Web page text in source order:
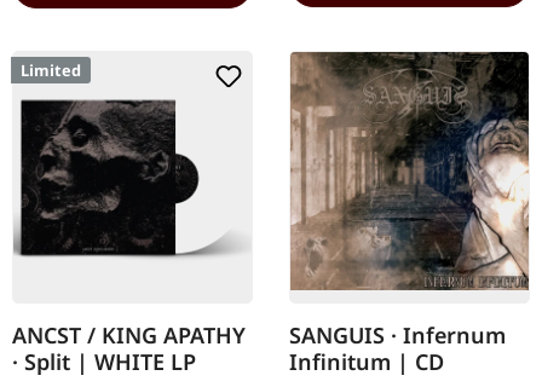
Limited
ANCST / KING APATHY
· Split | WHITE LP
SANGUIS · Infernum
Infinitum | CD